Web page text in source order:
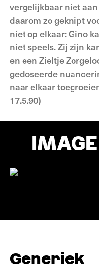
vergelijkbaar niet
daarom zo geknipt
niet op elkaar: Gino
niet speels. Zij zijn
en een Zieltje
gedoseerde
naar elkaar
17.5.90)
Generiek